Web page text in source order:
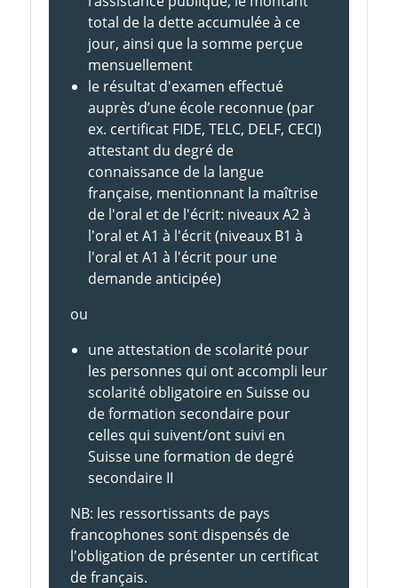
total de la dette accumulée à ce
jour, ainsi que la somme perçue
mensuellement
le résultat d'examen effectué
auprès d’une école reconnue (par
ex. certificat FIDE, TELC, DELF, CECI)
attestant du degré de
connaissance de la langue
française, mentionnant la maîtrise
de l'oral et de l'écrit: niveaux A2 à
l'oral et A1 à l'écrit (niveaux B1 à
l'oral et A1 à l'écrit pour une
demande anticipée)
ou
une attestation de scolarité pour
les personnes qui ont accompli leur
scolarité obligatoire en Suisse ou
de formation secondaire pour
celles qui suivent/ont suivi en
Suisse une formation de degré
secondaire II
NB: les ressortissants de pays
francophones sont dispensés de
l'obligation de présenter un certificat
de français.